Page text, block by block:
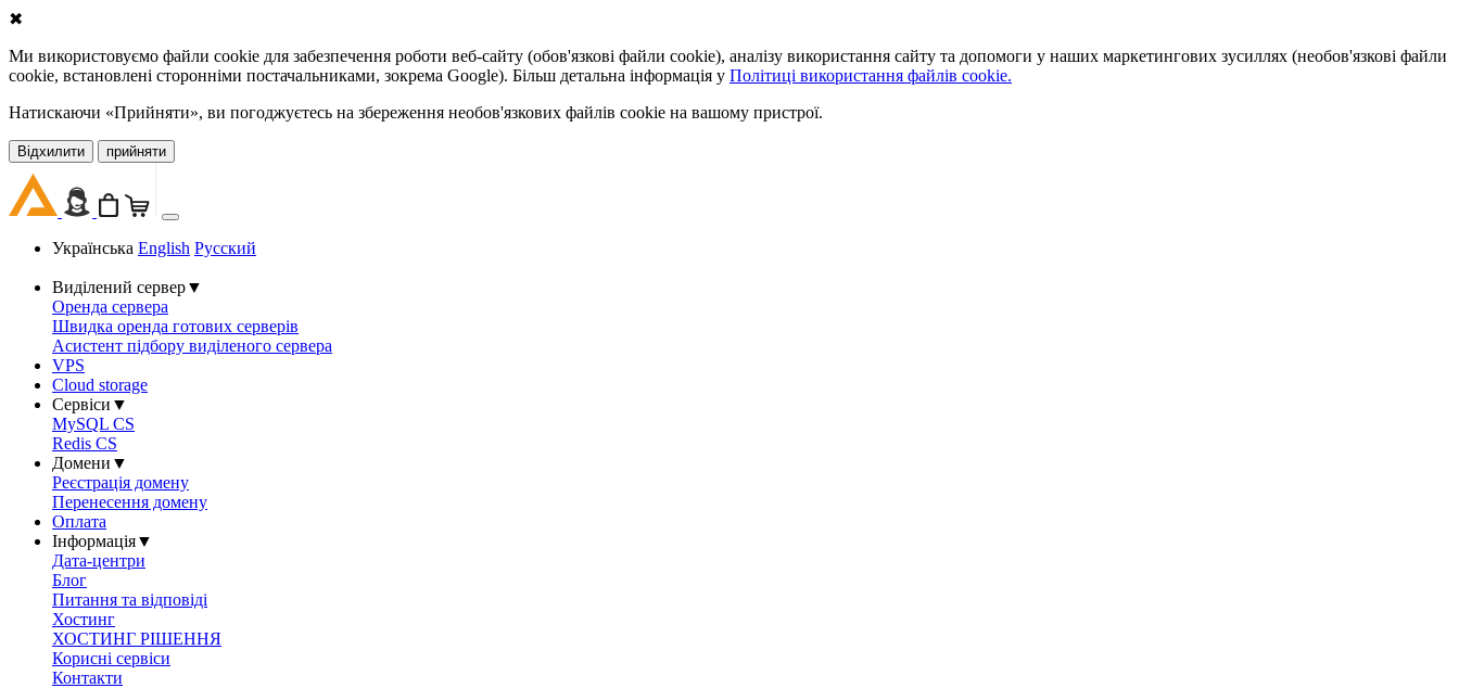
✖
Ми використовуємо файли cookie для забезпечення роботи веб-сайту (обов'язкові файли cookie), аналізу використання сайту та допомоги у наших маркетингових зусиллях (необов'язкові файли
cookie, встановлені сторонніми постачальниками, зокрема Google). Більш детальна інформація у Політиці використання файлів cookie.
Натискаючи «Прийняти», ви погоджуєтесь на збереження необов'язкових файлів cookie на вашому пристрої.
Відхилити прийняти
Українська English Русский
Виділений сервер▼
Оренда сервера
Швидка оренда готових серверів
Асистент підбору виділеного сервера
VPS
Cloud storage
Сервіси ▼
MySQL CS
Redis CS
Домени ▼
Реєстрація домену
Перенесення домену
Оплата
Інформація▼
Дата-центри
Блог
Питання та відповіді
Хостинг
ХОСТИНГ РІШЕННЯ
Корисні сервіси
Контакти